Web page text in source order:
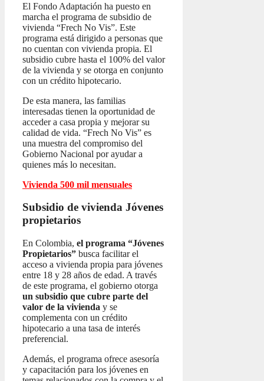
El Fondo Adaptación ha puesto en
marcha el programa de subsidio de
vivienda “Frech No Vis”. Este
programa está dirigido a personas que
no cuentan con vivienda propia. El
subsidio cubre hasta el 100% del valor
de la vivienda y se otorga en conjunto
con un crédito hipotecario.
De esta manera, las familias
interesadas tienen la oportunidad de
acceder a casa propia y mejorar su
calidad de vida. “Frech No Vis” es
una muestra del compromiso del
Gobierno Nacional por ayudar a
quienes más lo necesitan.
Vivienda 500 mil mensuales
Subsidio de vivienda Jóvenes
propietarios
En Colombia, el programa “Jóvenes
Propietarios” busca facilitar el
acceso a vivienda propia para jóvenes
entre 18 y 28 años de edad. A través
de este programa, el gobierno otorga
un subsidio que cubre parte del
valor de la vivienda y se
complementa con un crédito
hipotecario a una tasa de interés
preferencial.
Además, el programa ofrece asesoría
y capacitación para los jóvenes en